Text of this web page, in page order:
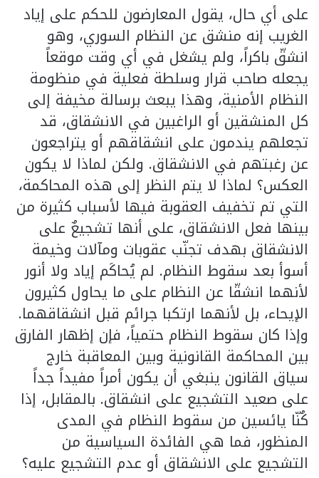
على أي حال، يقول المعارضون للحكم على إياد
الغريب إنه منشق عن النظام السوري، وهو
انشقّ باكراً، ولم يشغل في أي وقت موقعاً
يجعله صاحب قرار وسلطة فعلية في منظومة
النظام الأمنية، وهذا يبعث برسالة مخيفة إلى
كل المنشقين أو الراغبين في الانشقاق، قد
تجعلهم يندمون على انشقاقهم أو يتراجعون
عن رغبتهم في الانشقاق. ولكن لماذا لا يكون
العكس؟ لماذا لا يتم النظر إلى هذه المحاكمة،
التي تم تخفيف العقوبة فيها لأسباب كثيرة من
بينها فعل الانشقاق، على أنها تشجيعٌ على
الانشقاق بهدف تجنّب عقوبات ومآلات وخيمة
أسوأ بعد سقوط النظام. لم يُحاكَم إياد ولا أنور
لأنهما انشقّا عن النظام على ما يحاول كثيرون
الإيحاء، بل لأنهما ارتكبا جرائم قبل انشقاقهما.
وإذا كان سقوط النظام حتمياً، فإن إظهار الفارق
بين المحاكمة القانونية وبين المعاقبة خارج
سياق القانون ينبغي أن يكون أمراً مفيداً جداً
على صعيد التشجيع على انشقاق. بالمقابل، إذا
كُنّا يائسين من سقوط النظام في المدى
المنظور، فما هي الفائدة السياسية من
التشجيع على الانشقاق أو عدم التشجيع عليه؟